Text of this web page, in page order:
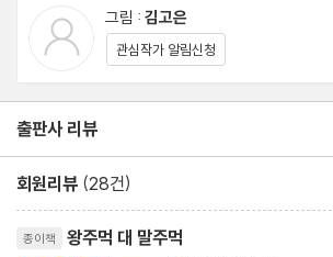
그림 : 김고은
관심작가 알림신청
출판사 리뷰
회원리뷰 (28건)
종이책 왕주먹 대 말주먹